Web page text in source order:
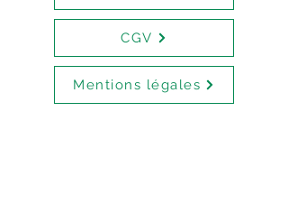
CGV
Mentions légales